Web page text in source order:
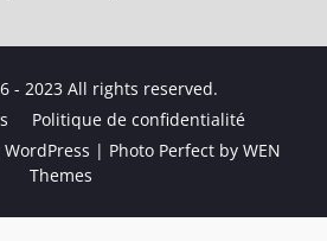
- 2023 All rights reserved.
Politique de confidentialité
| Photo Perfect byWEN
Themes